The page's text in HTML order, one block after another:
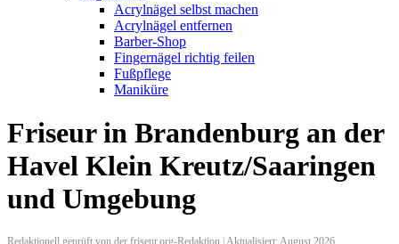
Acrylnägel selbst machen
Acrylnägel entfernen
Barber-Shop
Fingernägel richtig feilen
Fußpflege
Maniküre
Friseur in Brandenburg an der
Havel Klein Kreutz/Saaringen
und Umgebung
Redaktionell geprüft von der friseur.org-Redaktion | Aktualisiert: August 2026